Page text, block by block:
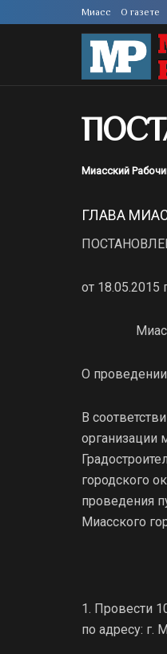
Миасс О газете
Миасский
ГЛАВА
от 18.05.2015
О
В
организации
городского
проведения
Миасского
1. Провести
по адресу: г.